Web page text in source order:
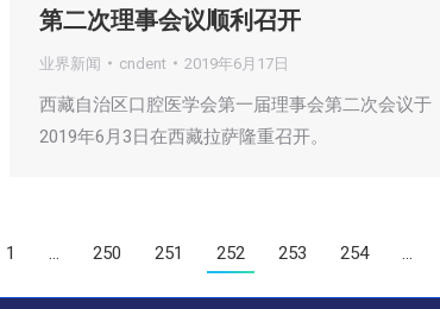
第二次理事会议顺利召开
业界新闻 cndent 2019年6月17日
西藏自治区口腔医学会第一届理事会第二次会议于
2019年6月3日在西藏拉萨隆重召开。
1 … 250 251 252 253 254 …